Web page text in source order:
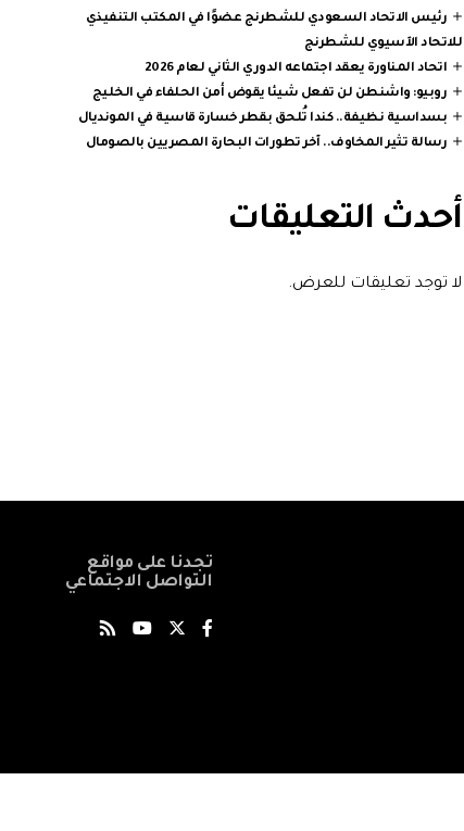
رئيس الاتحاد السعودي للشطرنج عضوًا في المكتب التنفيذي
للاتحاد الآسيوي للشطرنج
اتحاد المناورة يعقد اجتماعه الدوري الثاني لعام 2026
روبيو: واشنطن لن تفعل شيئا يقوض أمن الحلفاء في الخليج
بسداسية نظيفة.. كندا تُلحق بقطر خسارة قاسية في المونديال
رسالة تثير المخاوف.. آخر تطورات البحارة المصريين بالصومال
أحدث التعليقات
لا توجد تعليقات للعرض.
تجدنا على مواقع
التواصل الاجتماعي